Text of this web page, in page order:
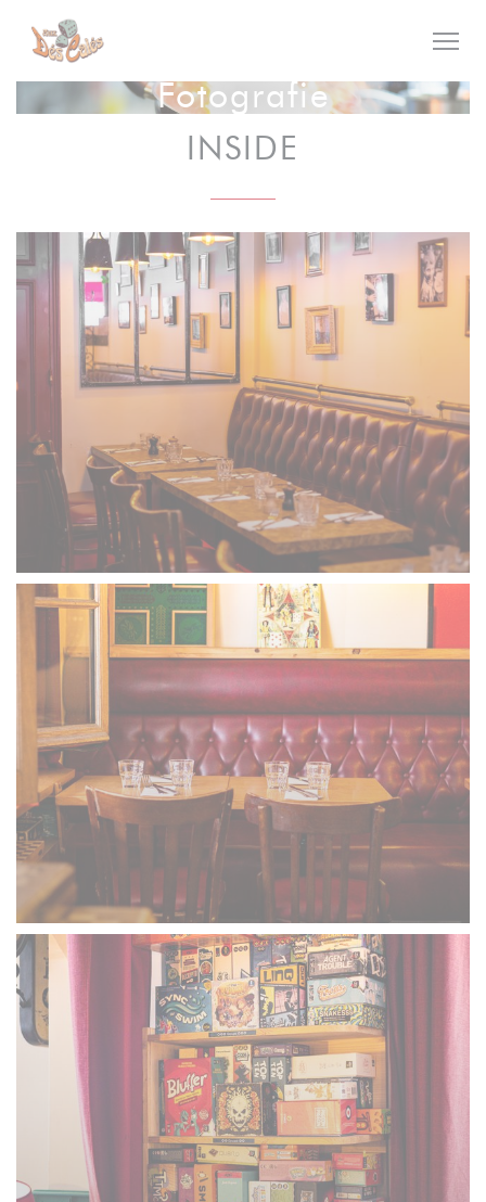
Panel pro správu cookies
Fotografie
INSIDE